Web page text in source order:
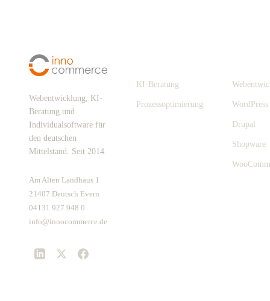
Webentwicklung, KI-
Beratung und
Individualsoftware für
den deutschen
Mittelstand. Seit 2014.
Am Alten Landhaus 1
21407 Deutsch Evern
04131 927 948 0
info@innocommerce.de
KI-Beratung
Prozessoptimierung WordPress
Drupal
Shopware